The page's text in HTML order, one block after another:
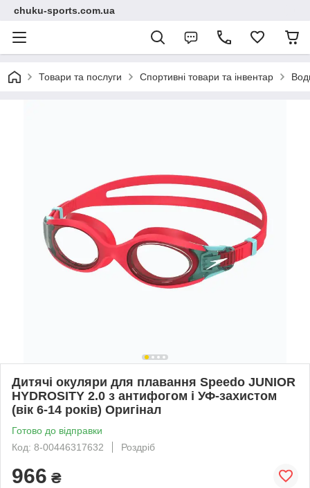
chuku-sports.com.ua
Товари та послуги Спортивні товари та інвентар
Дитячі окуляри для плавання Speedo JUNIOR
HYDROSITY 2.0 з антифогом і УФ-захистом
(вік 6-14 років) Оригінал
Готово до відправки
Код: 8-00446317632
Роздріб
966 ₴